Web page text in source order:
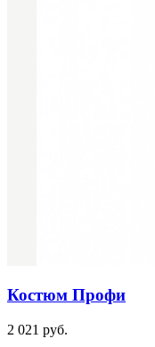
Костюм Профи
2 021 руб.